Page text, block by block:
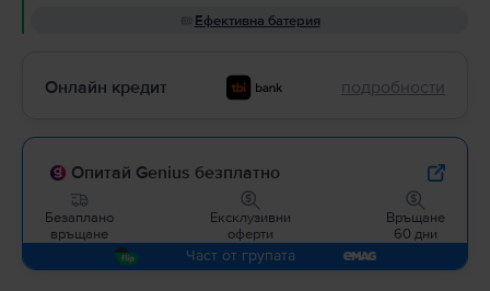
Ефективна батерия
Онлайн кредит подробности
Опитай Genius безплатно
Безаплано
връщане
Ексклузивни
оферти
Връщане
60 дни
Част от групата